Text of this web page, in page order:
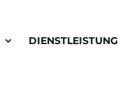
DIENSTLEISTUNG